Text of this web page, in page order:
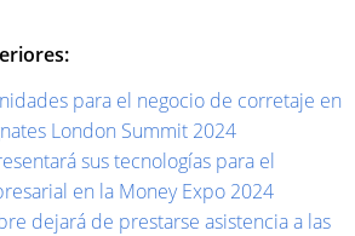
para el negocio de corretaje en
London Summit 2024
sus tecnologías para el
en la Money Expo 2024
dejará de prestarse asistencia a las